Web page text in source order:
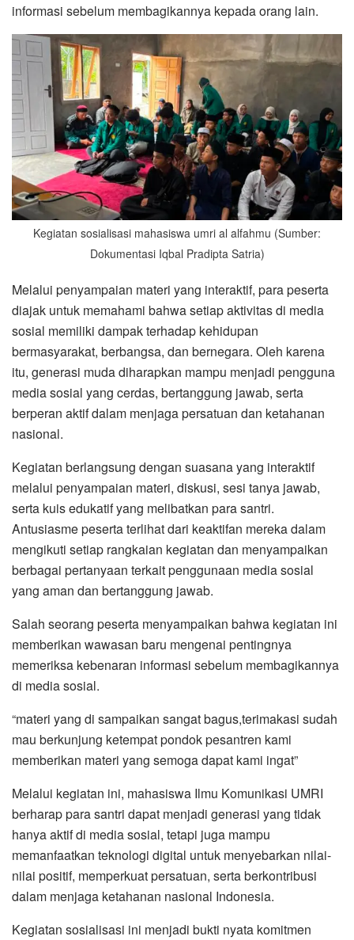
informasi sebelum membagikannya kepada orang lain.
Kegiatan sosialisasi mahasiswa umri al alfahmu (Sumber:
Dokumentasi Iqbal Pradipta Satria)
Melalui penyampaian materi yang interaktif, para peserta
diajak untuk memahami bahwa setiap aktivitas di media
sosial memiliki dampak terhadap kehidupan
bermasyarakat, berbangsa, dan bernegara. Oleh karena
itu, generasi muda diharapkan mampu menjadi pengguna
media sosial yang cerdas, bertanggung jawab, serta
berperan aktif dalam menjaga persatuan dan ketahanan
nasional.
Kegiatan berlangsung dengan suasana yang interaktif
melalui penyampaian materi, diskusi, sesi tanya jawab,
serta kuis edukatif yang melibatkan para santri.
Antusiasme peserta terlihat dari keaktifan mereka dalam
mengikuti setiap rangkaian kegiatan dan menyampaikan
berbagai pertanyaan terkait penggunaan media sosial
yang aman dan bertanggung jawab.
Salah seorang peserta menyampaikan bahwa kegiatan ini
memberikan wawasan baru mengenai pentingnya
memeriksa kebenaran informasi sebelum membagikannya
di media sosial.
“materi yang di sampaikan sangat bagus,terimakasi sudah
mau berkunjung ketempat pondok pesantren kami
memberikan materi yang semoga dapat kami ingat”
Melalui kegiatan ini, mahasiswa Ilmu Komunikasi UMRI
berharap para santri dapat menjadi generasi yang tidak
hanya aktif di media sosial, tetapi juga mampu
memanfaatkan teknologi digital untuk menyebarkan nilai-
nilai positif, memperkuat persatuan, serta berkontribusi
dalam menjaga ketahanan nasional Indonesia.
Kegiatan sosialisasi ini menjadi bukti nyata komitmen